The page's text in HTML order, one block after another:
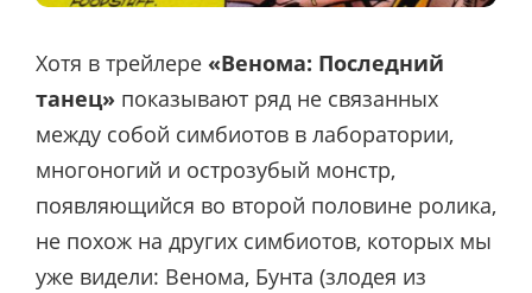
Хотя в трейлере «Венома: Последний
танец» показывают ряд не связанных
между собой симбиотов в лаборатории,
многоногий и острозубый монстр,
появляющийся во второй половине ролика,
не похож на других симбиотов, которых мы
уже видели: Венома, Бунта (злодея из